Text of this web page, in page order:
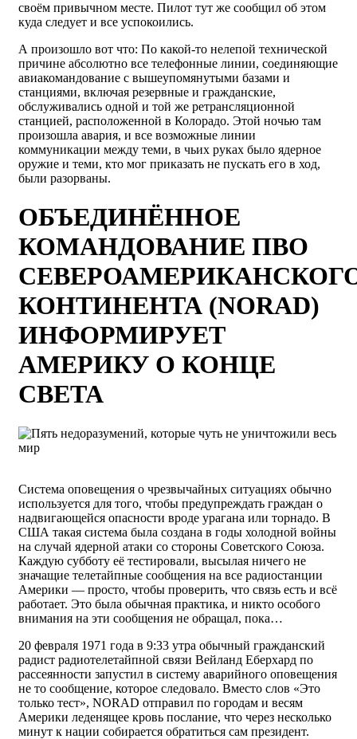
своём привычном месте. Пилот тут же сообщил об этом
куда следует и все успокоились.
А произошло вот что: По какой-то нелепой технической
причине абсолютно все телефонные линии, соединяющие
авиакомандование с вышеупомянутыми базами и
станциями, включая резервные и гражданские,
обслуживались одной и той же ретрансляционной
станцией, расположенной в Колорадо. Этой ночью там
произошла авария, и все возможные линии
коммуникации между теми, в чьих руках было ядерное
оружие и теми, кто мог приказать не пускать его в ход,
были разорваны.
ОБЪЕДИНЁННОЕ
КОМАНДОВАНИЕ ПВО
КОНТИНЕНТА (NORAD)
ИНФОРМИРУЕТ
АМЕРИКУ О КОНЦЕ
СВЕТА
Система оповещения о чрезвычайных ситуациях обычно
используется для того, чтобы предупреждать граждан о
надвигающейся опасности вроде урагана или торнадо. В
США такая система была создана в годы холодной войны
на случай ядерной атаки со стороны Советского Союза.
Каждую субботу её тестировали, высылая ничего не
значащие телетайпные сообщения на все радиостанции
Америки — просто, чтобы проверить, что связь есть и всё
работает. Это была обычная практика, и никто особого
внимания на эти сообщения не обращал, пока…
20 февраля 1971 года в 9:33 утра обычный гражданский
радист радиотелетайпной связи Вейланд Еберхард по
рассеянности запустил в систему аварийного оповещения
не то сообщение, которое следовало. Вместо слов «Это
только тест», NORAD отправил по городам и весям
Америки леденящее кровь послание, что через несколько
минут к нации собирается обратиться сам президент.